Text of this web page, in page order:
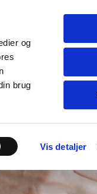
og
brug
Vis detaljer